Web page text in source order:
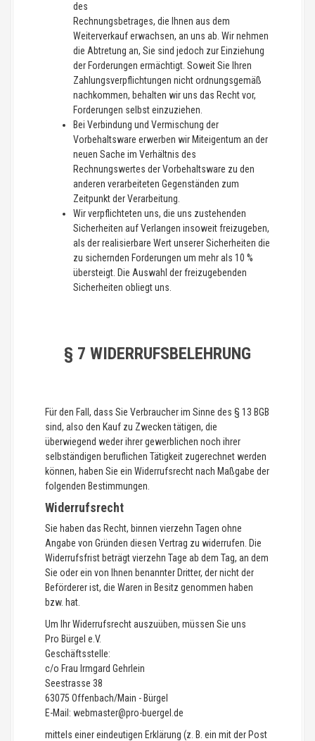
des
Rechnungsbetrages, die Ihnen aus dem
Weiterverkauf erwachsen, an uns ab. Wir nehmen
die Abtretung an, Sie sind jedoch zur Einziehung
der Forderungen ermächtigt. Soweit Sie Ihren
Zahlungsverpflichtungen nicht ordnungsgemäß
nachkommen, behalten wir uns das Recht vor,
Forderungen selbst einzuziehen.
Bei Verbindung und Vermischung der
Vorbehaltsware erwerben wir Miteigentum an der
neuen Sache im Verhältnis des
Rechnungswertes der Vorbehaltsware zu den
anderen verarbeiteten Gegenständen zum
Zeitpunkt der Verarbeitung.
Wir verpflichteten uns, die uns zustehenden
Sicherheiten auf Verlangen insoweit freizugeben,
als der realisierbare Wert unserer Sicherheiten die
zu sichernden Forderungen um mehr als 10 %
übersteigt. Die Auswahl der freizugebenden
Sicherheiten obliegt uns.
§ 7 WIDERRUFSBELEHRUNG
Für den Fall, dass Sie Verbraucher im Sinne des § 13 BGB
sind, also den Kauf zu Zwecken tätigen, die
überwiegend weder ihrer gewerblichen noch ihrer
selbständigen beruflichen Tätigkeit zugerechnet werden
können, haben Sie ein Widerrufsrecht nach Maßgabe der
folgenden Bestimmungen.
Widerrufsrecht
Sie haben das Recht, binnen vierzehn Tagen ohne
Angabe von Gründen diesen Vertrag zu widerrufen. Die
Widerrufsfrist beträgt vierzehn Tage ab dem Tag, an dem
Sie oder ein von Ihnen benannter Dritter, der nicht der
Beförderer ist, die Waren in Besitz genommen haben
bzw. hat.
Um Ihr Widerrufsrecht auszuüben, müssen Sie uns
Pro Bürgel e.V.
Geschäftsstelle:
c/o Frau Irmgard Gehrlein
Seestrasse 38
63075 Offenbach/Main - Bürgel
E-Mail: webmaster@pro-buergel.de
mittels einer eindeutigen Erklärung (z. B. ein mit der Post